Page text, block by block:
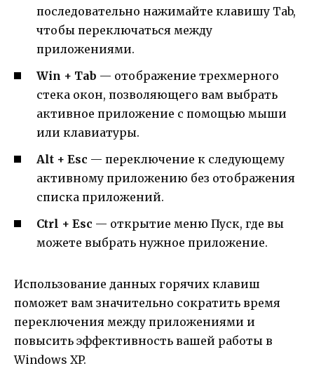
последовательно нажимайте клавишу Tab,
чтобы переключаться между
приложениями.
Win + Tab — отображение трехмерного
стека окон, позволяющего вам выбрать
активное приложение с помощью мыши
или клавиатуры.
Alt + Esc — переключение к следующему
активному приложению без отображения
списка приложений.
Ctrl + Esc — открытие меню Пуск, где вы
можете выбрать нужное приложение.
Использование данных горячих клавиш
поможет вам значительно сократить время
переключения между приложениями и
повысить эффективность вашей работы в
Windows XP.